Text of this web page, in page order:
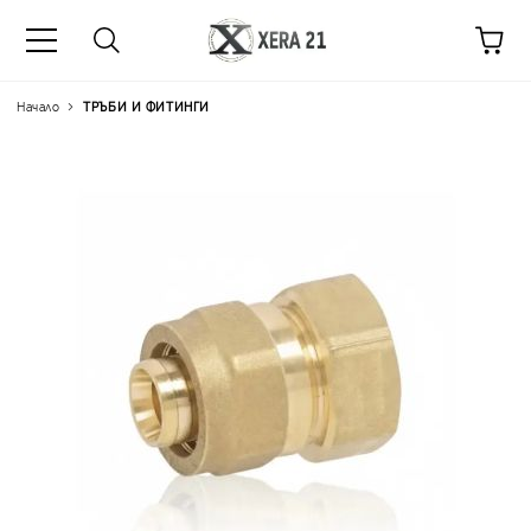
Начало ТРЪБИ И ФИТИНГИ